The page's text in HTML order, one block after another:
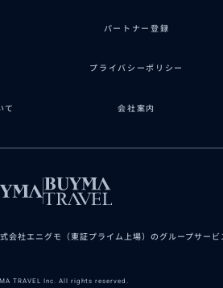
パートナー登録
プライバシーポリシー
て 会社案内
会社エニグモ（東証プライム上場）のグループサービ
TRAVEL Inc. All rights reserved.